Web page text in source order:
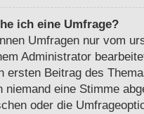
ich eine Umfrage?
Umfragen nur vom
Administrator
ersten Beitrag des
eine Stimme
oder die